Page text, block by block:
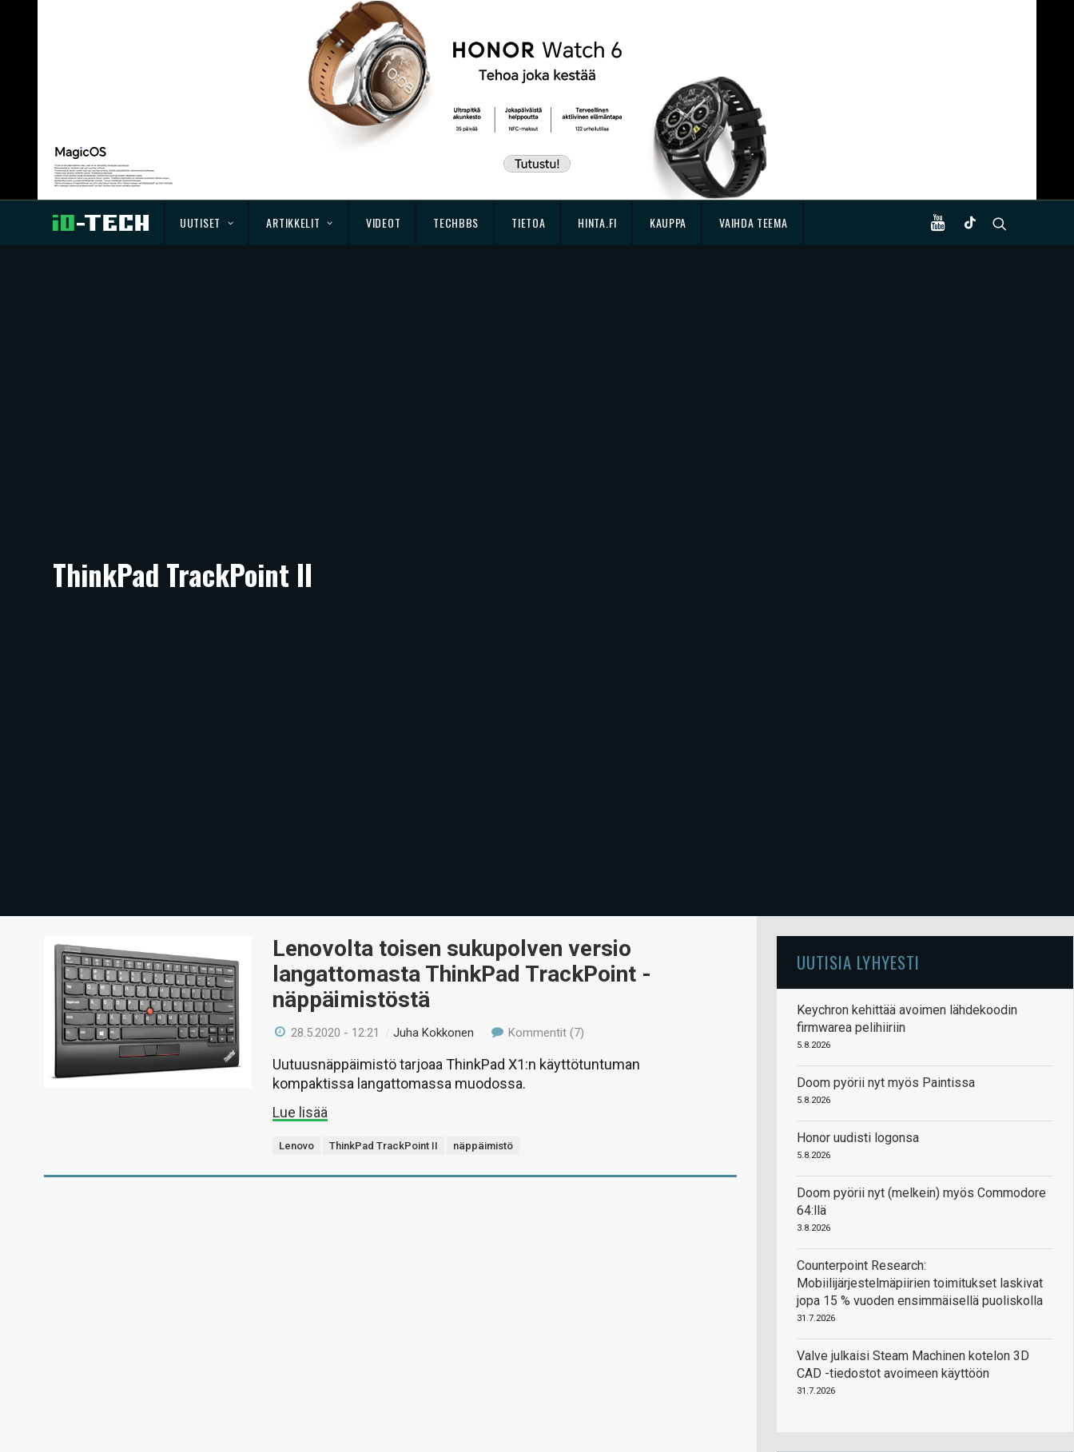
UUTISET ARTIKKELIT VIDEOT TECHBBS TIETOA HINTA.FI KAUPPA VAIHDA TEEMA
ThinkPad TrackPoint II
Lenovolta toisen sukupolven versio
langattomasta ThinkPad TrackPoint -
näppäimistöstä
28.5.2020 - 12:21 /Juha Kokkonen Kommentit (7)
Uutuusnäppäimistö tarjoaa ThinkPad X1:n käyttötuntuman
kompaktissa langattomassa muodossa.
Lue lisää
Lenovo ThinkPad TrackPoint II näppäimistö
UUTISIA LYHYESTI
Keychron kehittää avoimen lähdekoodin
firmwarea pelihiiriin
5.8.2026
Doom pyörii nyt myös Paintissa
5.8.2026
Honor uudisti logonsa
5.8.2026
Doom pyörii nyt (melkein) myös Commodore
64:llä
3.8.2026
Counterpoint Research:
Mobiilijärjestelmäpiirien toimitukset laskivat
jopa 15 % vuoden ensimmäisellä puoliskolla
31.7.2026
Valve julkaisi Steam Machinen kotelon 3D
CAD -tiedostot avoimeen käyttöön
31.7.2026